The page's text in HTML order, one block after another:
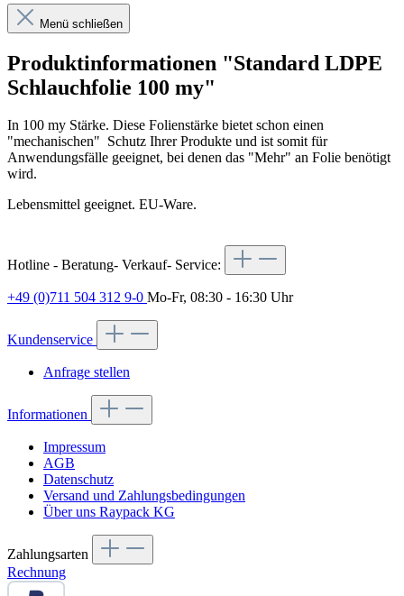
Menü schließen
Produktinformationen "Standard LDPE
Schlauchfolie 100 my"
In 100 my Stärke. Diese Folienstärke bietet schon einen
"mechanischen" Schutz Ihrer Produkte und ist somit für
Anwendungsfälle geeignet, bei denen das "Mehr" an Folie benötigt
wird.
Lebensmittel geeignet. EU-Ware.
Hotline - Beratung- Verkauf- Service:
+49 (0)711 504 312 9-0 Mo-Fr, 08:30 - 16:30 Uhr
Kundenservice
Anfrage stellen
Informationen
Impressum
AGB
Datenschutz
Versand und Zahlungsbedingungen
Über uns Raypack KG
Zahlungsarten
Rechnung